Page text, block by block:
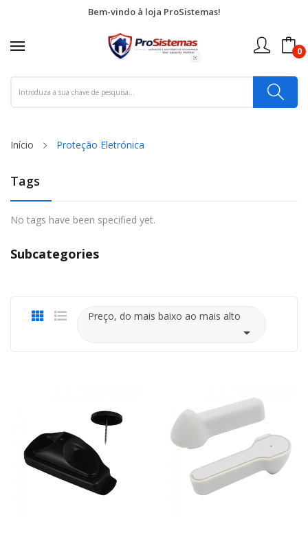
Bem-vindo à loja ProSistemas!
0
Início Proteção Eletrónica
Tags
No tags have been specified yet.
Subcategories
Preço, do mais baixo ao mais alto
